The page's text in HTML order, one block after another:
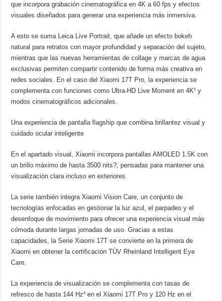
que incorpora grabación cinematográfica en 4K a 60 fps y efectos
visuales diseñados para generar una experiencia más inmersiva.
A esto se suma Leica Live Portrait, que añade un efecto bokeh
natural para retratos con mayor profundidad y separación del sujeto,
mientras que las nuevas herramientas de collage y marcas de agua
exclusivas permiten compartir contenido de forma más creativa en
redes sociales. En el caso del Xiaomi 17T Pro, la experiencia se
complementa con funciones como Ultra-HD Live Moment en 4K¹ y
modos cinematográficos adicionales.
Una experiencia de pantalla flagship que combina brillantez visual y
cuidado ocular inteligente
En el apartado visual, Xiaomi incorpora pantallas AMOLED 1.5K con
un brillo máximo de hasta 3500 nits?, pensadas para mantener una
visualización clara incluso en exteriores.
La serie también integra Xiaomi Vision Care, un conjunto de
tecnologías enfocadas en gestionar la luz azul, el parpadeo y el
desenfoque de movimiento para ofrecer una experiencia visual más
cómoda durante largas jornadas de uso. Gracias a estas
capacidades, la Serie Xiaomi 17T se convierte en la primera de
Xiaomi en obtener la certificación TÜV Rheinland Intelligent Eye
Care.
La experiencia de visualización se complementa con tasas de
refresco de hasta 144 Hz³ en el Xiaomi 17T Pro y 120 Hz en el